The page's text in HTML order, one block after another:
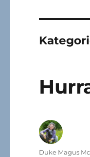
Autor
Duke Magus